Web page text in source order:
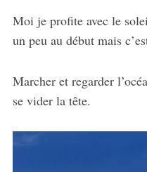
Moi je profite avec le
un peu au début mais
Marcher et regarder
se vider la tête.